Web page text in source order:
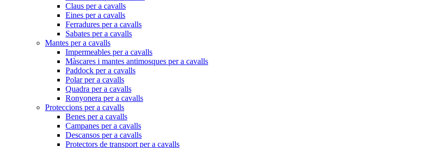
Claus per a cavalls
Eines per a cavalls
Ferradures per a cavalls
Sabates per a cavalls
Mantes per a cavalls
Impermeables per a cavalls
Màscares i mantes antimosques per a cavalls
Paddock per a cavalls
Polar per a cavalls
Quadra per a cavalls
Ronyonera per a cavalls
Proteccions per a cavalls
Benes per a cavalls
Campanes per a cavalls
Descansos per a cavalls
Protectors de transport per a cavalls